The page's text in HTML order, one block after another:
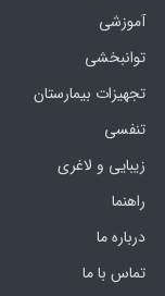
آموزشی
توانبخشی
تجهیزات بیمارستان
تنفسی
زیبایی و لاغری
راهنما
درباره ما
تماس با ما